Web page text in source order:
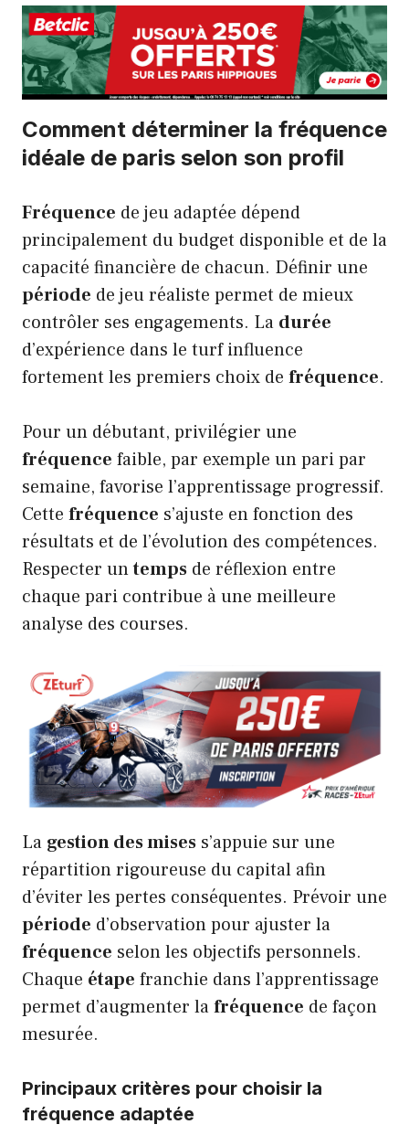
Comment déterminer la fréquence
idéale de paris selon son profil
Fréquence de jeu adaptée dépend
principalement du budget disponible et de la
capacité financière de chacun. Définir une
période de jeu réaliste permet de mieux
contrôler ses engagements. La durée
d’expérience dans le turf influence
fortement les premiers choix de fréquence.
Pour un débutant, privilégier une
fréquence faible, par exemple un pari par
semaine, favorise l’apprentissage progressif.
Cette fréquence s’ajuste en fonction des
résultats et de l’évolution des compétences.
Respecter untemps de réflexion entre
chaque pari contribue à une meilleure
analyse des courses.
La gestion des mises s’appuie sur une
répartition rigoureuse du capital afin
d’éviter les pertes conséquentes. Prévoir une
période d’observation pour ajuster la
fréquence selon les objectifs personnels.
Chaque étape franchie dans l’apprentissage
permet d’augmenter lafréquence de façon
mesurée.
Principaux critères pour choisir la
fréquence adaptée